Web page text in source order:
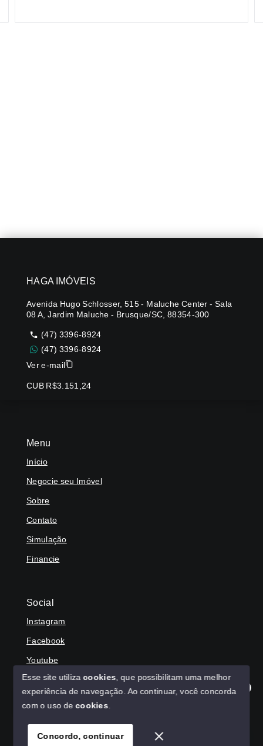
Olá! Agradecemos seu contato, como podemos ajudar?
Menu
Início
Negocie seu Imóvel
Sobre
Contato
Simulação
Financie
Social
Instagram
Facebook
Youtube
© Copyright 2026 - HAGA IMÓVEIS - Todos os direitos
SITE PARA IMOBILIARIA
HAGA IMÓVEIS
Avenida Hugo Schlosser, 515 - Maluche Center - Sala
08 A, Jardim Maluche - Brusque/SC, 88354-300
(47) 3396-8924
(47) 3396-8924
Ver e-mail
CUB R$3.151,24
Esse site utilizacookies , que possibilitam uma melhor
experiência de navegação. Ao continuar, você concorda
com o uso decookies
Concordo, continuar